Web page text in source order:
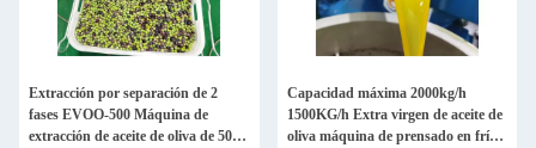
Extracción por separación de 2
fases EVOO-500 Máquina de
extracción de aceite de oliva de 500
Capacidad máxima 2000kg/h
1500KG/h Extra virgen de aceite de
oliva máquina de prensado en frío